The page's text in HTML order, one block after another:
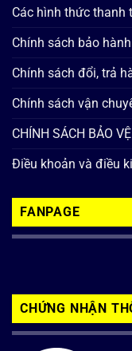
Các hình thức thanh
Chính sách bảo hành
Chính sách đổi, trả
Chính sách vận
CHÍNH SÁCH BẢO
Điều khoản và điều
FANPAGE
CHỨNG NHẬN